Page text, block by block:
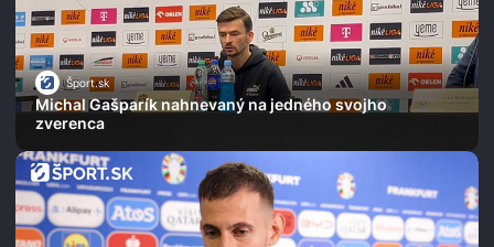
Šport.sk
Michal Gašparík nahnevaný na jedného svojho
zverenca